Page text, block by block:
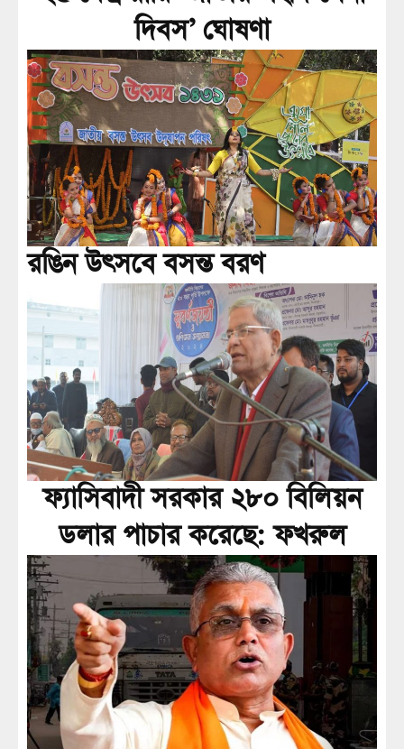
দিবস’ ঘোষণা
রঙিন উৎসবে বসন্ত বরণ
ফ্যাসিবাদী সরকার ২৮০ বিলিয়ন
ডলার পাচার করেছে: ফখরুল